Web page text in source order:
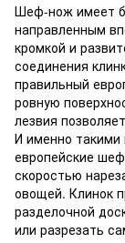
Шеф-нож имеет
направленным
кромкой и
соединения
правильный
ровную
лезвия
И именно такими
европейские
скоростью
овощей. Клинок
разделочной
или разрезать